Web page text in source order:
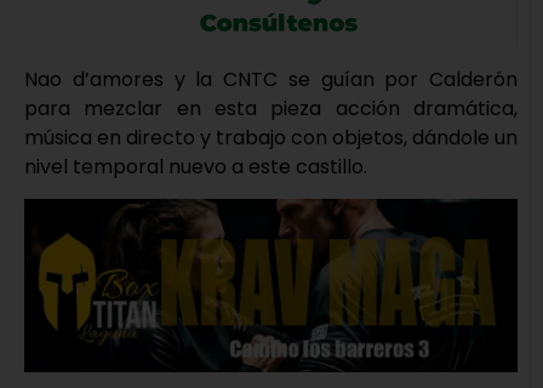
Nao d’amores y la CNTC se guían por Calderón
para mezclar en esta pieza acción dramática,
música en directo y trabajo con objetos, dándole un
nivel temporal nuevo a este castillo.